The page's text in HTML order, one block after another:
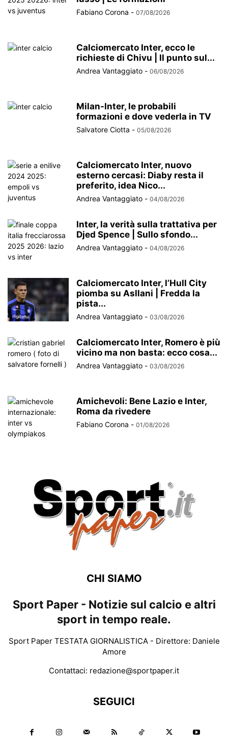
Fabiano Corona - 07/08/2026
Calciomercato Inter, ecco le
richieste di Chivu | Il punto sul...
Andrea Vantaggiato - 06/08/2026
Milan-Inter, le probabili
formazioni e dove vederla in TV
Salvatore Ciotta - 05/08/2026
Calciomercato Inter, nuovo
esterno cercasi: Diaby resta il
preferito, idea Nico...
Andrea Vantaggiato - 04/08/2026
Inter, la verità sulla trattativa per
Djed Spence | Sullo sfondo...
Andrea Vantaggiato - 04/08/2026
Calciomercato Inter, l’Hull City
piomba su Asllani | Fredda la
pista...
Andrea Vantaggiato - 03/08/2026
Calciomercato Inter, Romero è più
vicino ma non basta: ecco cosa...
Andrea Vantaggiato - 03/08/2026
Amichevoli: Bene Lazio e Inter,
Roma da rivedere
Fabiano Corona - 01/08/2026
CHI SIAMO
Sport Paper - Notizie sul calcio e altri
sport in tempo reale.
Sport Paper TESTATA GIORNALISTICA - Direttore: Daniele
Amore
Contattaci: redazione@sportpaper.it
SEGUICI